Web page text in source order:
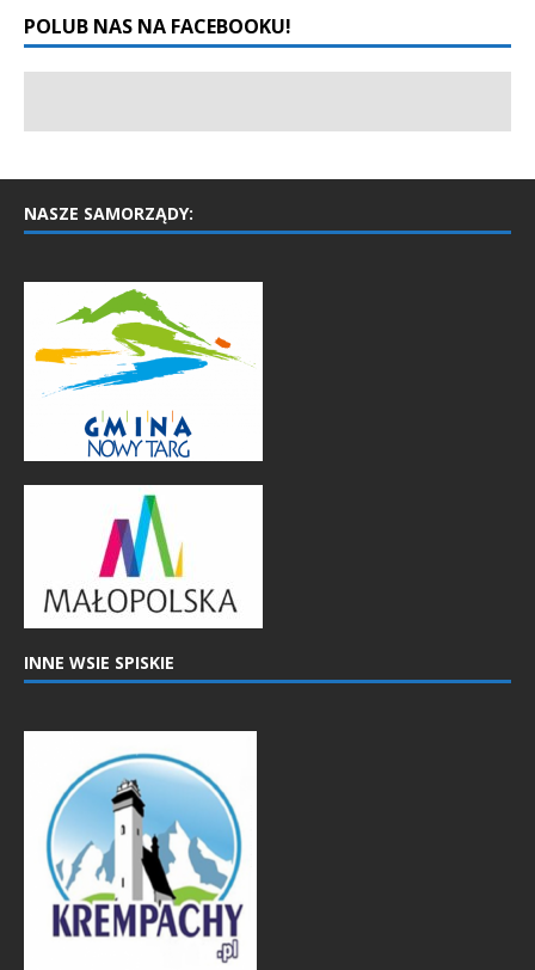
POLUB NAS NA FACEBOOKU!
NASZE SAMORZĄDY:
INNE WSIE SPISKIE